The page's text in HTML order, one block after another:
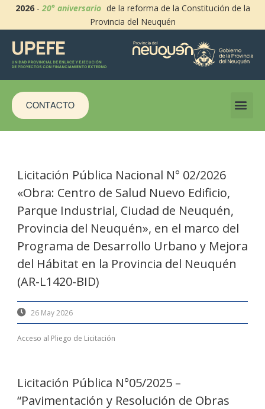
2026-20° aniversario de la reforma de la Constitución de la
Provincia del Neuquén
CONTACTO
Licitación Pública Nacional N° 02/2026
«Obra: Centro de Salud Nuevo Edificio,
Parque Industrial, Ciudad de Neuquén,
Provincia del Neuquén», en el marco del
Programa de Desarrollo Urbano y Mejora
del Hábitat en la Provincia del Neuquén
(AR-L1420-BID)
26 May 2026
Acceso al Pliego de Licitación
Licitación Pública N°05/2025 –
“Pavimentación y Resolución de Obras